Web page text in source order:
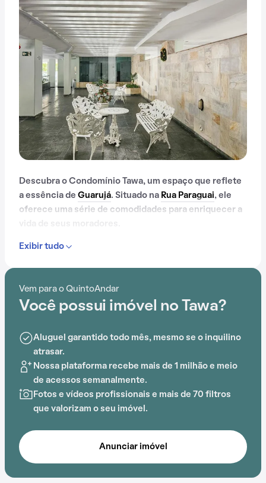
Descubra o Condomínio Tawa, um espaço que reflete
a essência de Guarujá. Situado na Rua Paraguai, ele
oferece uma série de comodidades para enriquecer a
conhecido na região.
Desde portaria 24 horas até elevador, passando por
playground, o Condomínio Tawa proporciona um
Exibir tudo
Vem para o QuintoAndar
Você possui imóvel no Tawa?
Aluguel garantido todo mês, mesmo se o inquilino
atrasar.
Nossa plataforma recebe mais de 1 milhão e meio
de acessos semanalmente.
Fotos e vídeos profissionais e mais de 70 filtros
que valorizam o seu imóvel.
Anunciar imóvel